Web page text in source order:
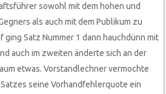
sowohl mit dem hohen und
als auch mit dem Publikum zu
ging Satz Nummer 1 dann hauchdünn mit
auch im zweiten änderte sich an der
etwas. Vorstandlechner vermochte
seine Vorhandfehlerquote ein